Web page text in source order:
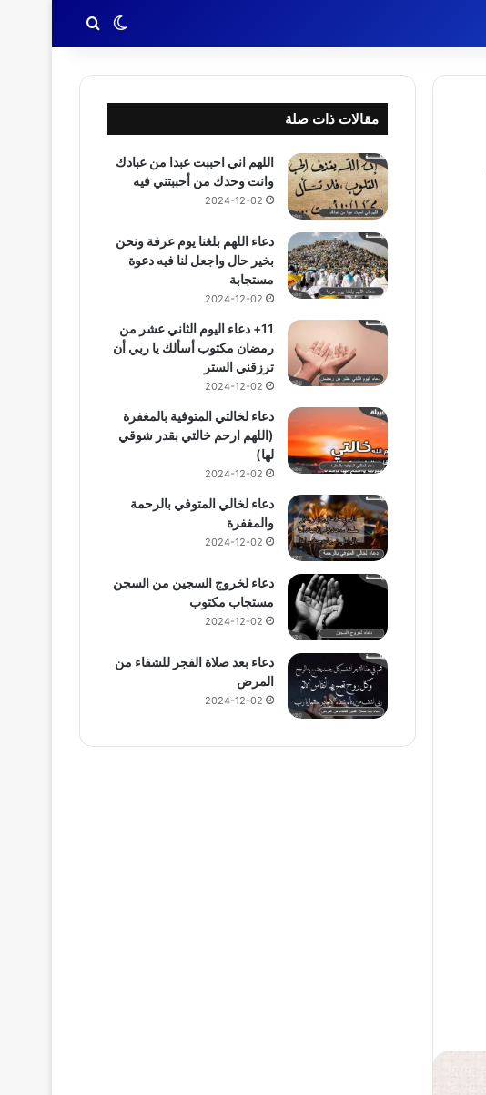
الوضع المظلم
بحث عن
مقالات ذات صلة
اللهم اني احببت عبدا من عبادك
وانت وحدك من أحببتني فيه
2024-12-02
دعاء اللهم بلغنا يوم عرفة ونحن
بخير حال واجعل لنا فيه دعوة
مستجابة
2024-12-02
11+ دعاء اليوم الثاني عشر من
رمضان مكتوب أسألك يا ربي أن
ترزقني الستر
2024-12-02
دعاء لخالتي المتوفية بالمغفرة
(اللهم ارحم خالتي بقدر شوقي
لها)
2024-12-02
دعاء لخالي المتوفي بالرحمة
والمغفرة
2024-12-02
دعاء لخروج السجين من السجن
مستجاب مكتوب
2024-12-02
دعاء بعد صلاة الفجر للشفاء من
المرض
2024-12-02